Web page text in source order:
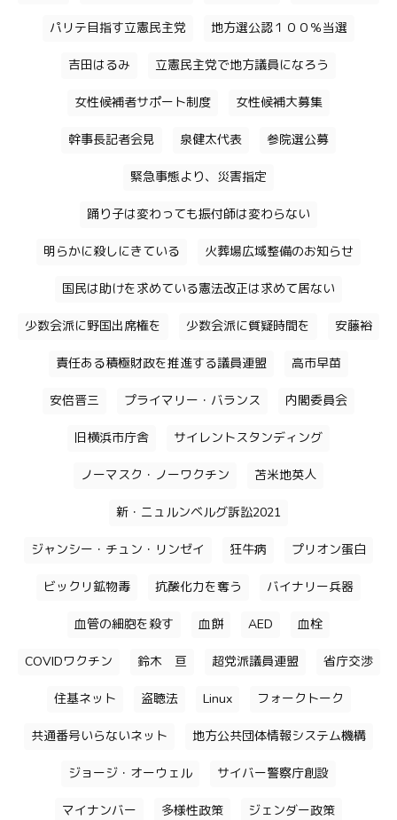
パリテ目指す立憲民主党 地方選公認１００％当選
吉田はるみ 立憲民主党で地方議員になろう
女性候補者サポート制度 女性候補大募集
幹事長記者会見 泉健太代表 参院選公募
緊急事態より、災害指定
踊り子は変わっても振付師は変わらない
明らかに殺しにきている 火葬場広域整備のお知らせ
国民は助けを求めている憲法改正は求めて居ない
少数会派に野国出席権を 少数会派に質疑時間を 安藤裕
責任ある積極財政を推進する議員連盟 高市早苗
安倍晋三 プライマリー・バランス 内閣委員会
旧横浜市庁舎 サイレントスタンディング
ノーマスク・ノーワクチン 苫米地英人
新・ニュルンベルグ訴訟2021
ジャンシー・チュン・リンゼイ 狂牛病 プリオン蛋白
ビックリ鉱物毒 抗酸化力を奪う バイナリー兵器
血管の細胞を殺す 血餅 AED 血栓
COVIDワクチン 鈴木 亘 超党派議員連盟 省庁交渉
住基ネット 盗聴法 Linux フォークトーク
共通番号いらないネット 地方公共団体情報システム機構
ジョージ・オーウェル サイバー警察庁創設
マイナンバー 多様性政策 ジェンダー政策